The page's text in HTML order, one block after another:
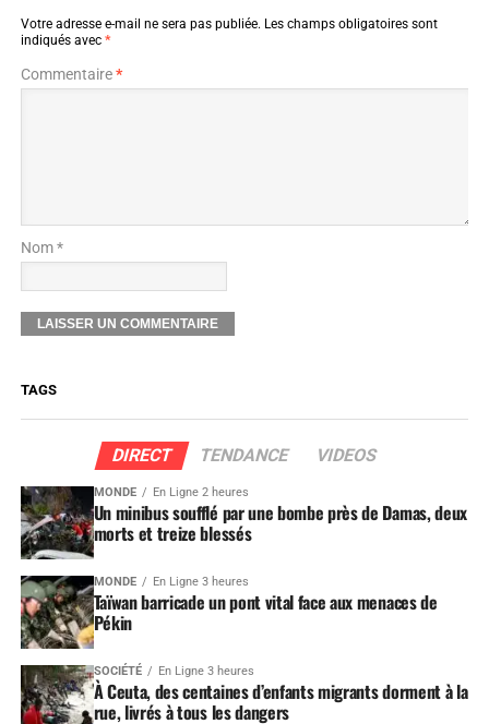
Votre adresse e-mail ne sera pas publiée. Les champs obligatoires sont
indiqués avec *
Commentaire*
Nom *
TAGS
DIRECT TENDANCE VIDEOS
MONDE En Ligne 2 heures
Un minibus soufflé par une bombe près de Damas, deux
morts et treize blessés
MONDE En Ligne 3 heures
Taïwan barricade un pont vital face aux menaces de
Pékin
SOCIÉTÉ En Ligne 3 heures
À Ceuta, des centaines d’enfants migrants dorment à la
rue, livrés à tous les dangers